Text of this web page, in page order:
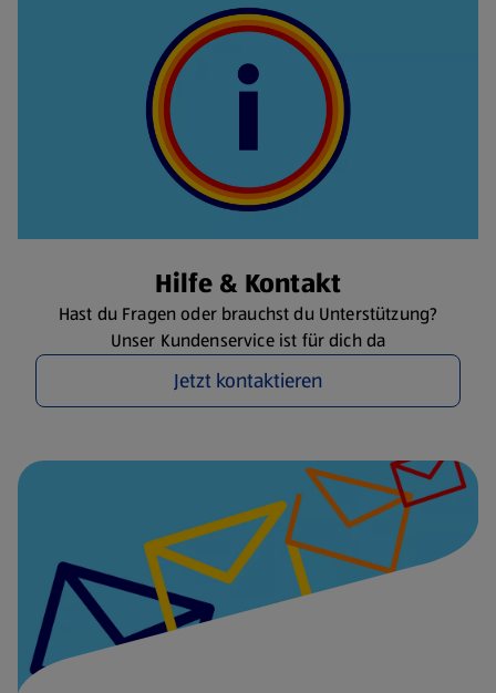
Hilfe & Kontakt
Hast du Fragen oder brauchst du Unterstützung?
Unser Kundenservice ist für dich da
Jetzt kontaktieren